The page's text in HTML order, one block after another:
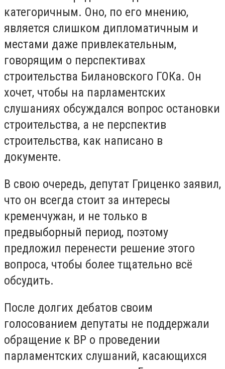
категоричным. Оно, по его мнению,
является слишком дипломатичным и
местами даже привлекательным,
говорящим о перспективах
строительства Билановского ГОКа. Он
хочет, чтобы на парламентских
слушаниях обсуждался вопрос остановки
строительства, а не перспектив
строительства, как написано в
документе.
В свою очередь, депутат Гриценко заявил,
что он всегда стоит за интересы
кременчужан, и не только в
предвыборный период, поэтому
предложил перенести решение этого
вопроса, чтобы более тщательно всё
обсудить.
После долгих дебатов своим
голосованием депутаты не поддержали
обращение к ВР о проведении
парламентских слушаний, касающихся